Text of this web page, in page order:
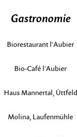
Gastronomie
Biorestaurant l'Aubier
Bio-Café l'Aubier
Haus Mannertal, Üttfeld
Molina, Laufenmühle